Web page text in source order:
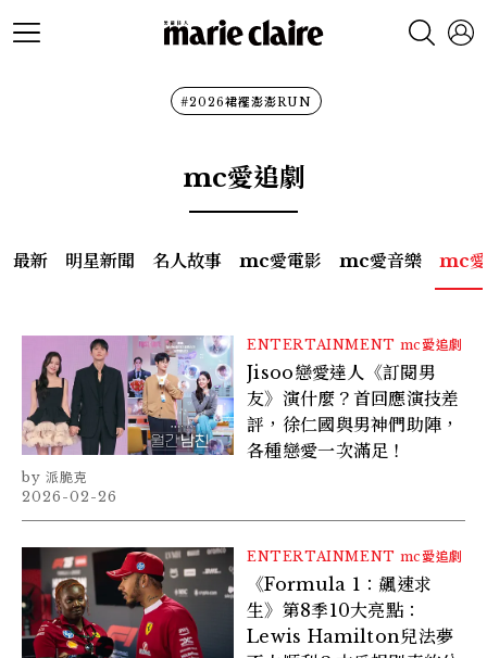
#2026裙襬澎澎RUN
mc愛追劇
最新 明星新聞 名人故事 mc愛電影 mc愛音樂 mc
ENTERTAINMENT mc愛追劇
Jisoo戀愛達人《訂閱男
友》演什麼？首回應演技差
評，徐仁國與男神們助陣，
各種戀愛一次滿足！
派脆克
2026-02-26
ENTERTAINMENT mc愛追劇
《Formula 1：飆速求
生》第8季10大亮點：
Lewis Hamilton兒法夢